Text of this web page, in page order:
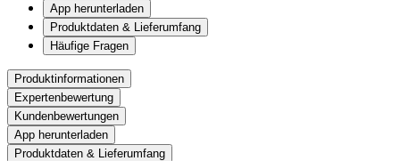
App herunterladen
Produktdaten & Lieferumfang
Häufige Fragen
Produktinformationen
Expertenbewertung
Kundenbewertungen
App herunterladen
Produktdaten & Lieferumfang